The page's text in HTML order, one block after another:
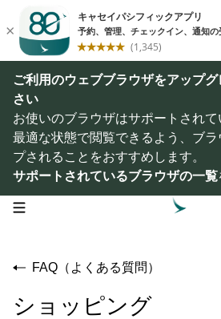
ご利用のウェブブラウザをアップ
さい
お使いのブラウザはサポートされ
最適な状態で閲覧できるよう、ブ
プされることをおすすめします。
サポートされているブラウザの一覧
open navigation menu
FAQ（よくある質問）
ショッピング